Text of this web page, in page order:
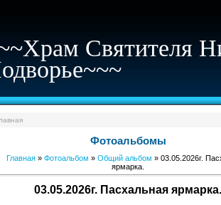
Святителя
Фотоальбомы
Главная » Фотоальбом » Общий альбом » 03.05.2026г.
ярмарка.
03.05.2026г. Пасхальная ярмарка.